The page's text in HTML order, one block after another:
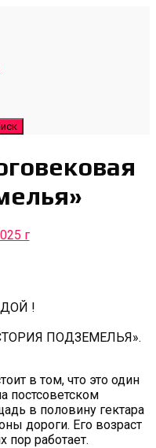
Крыму
г
!
ПОДЗЕМЕЛЬЯ».
в том, что это один
постсоветском
в половину гектара
дороги. Его возраст
пор работает.